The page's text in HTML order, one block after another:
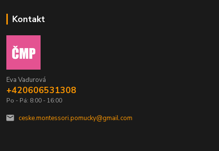
Kontakt
Eva Vaďurová
+420606531308
Po - Pá: 8:00 - 16:00
ceske.montessori.pomucky@gmail.com